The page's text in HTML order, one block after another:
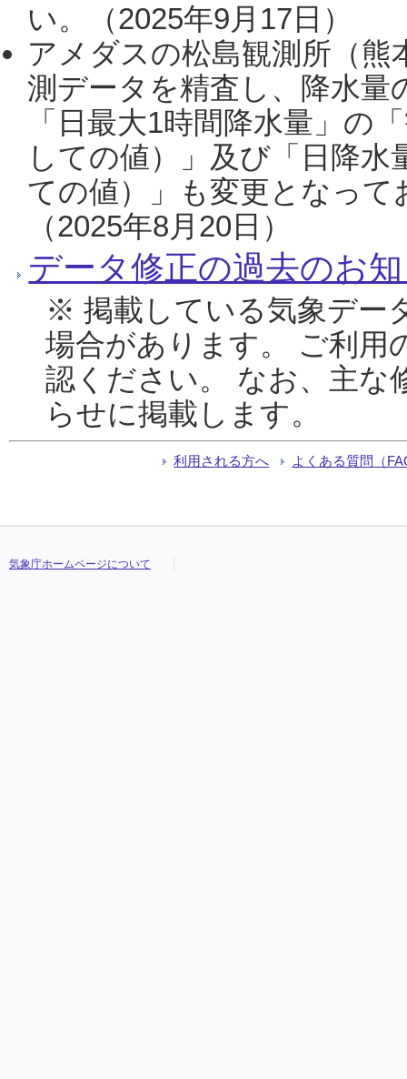
い。（2025年9月17日）
アメダスの松島観測所（熊
測データを精査し、降水
「日最大1時間降水量」の
しての値）」及び「日降
ての値）」も変更となっ
（2025年8月20日）
データ修正の過去のお
※ 掲載している気象デー
場合があります。 ご利用
認ください。 なお、主な
らせに掲載します。
利用される方へ よくある質問（
気象庁ホームページについて